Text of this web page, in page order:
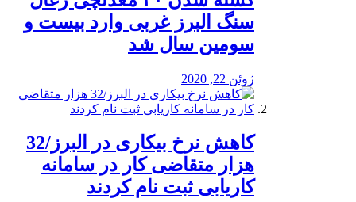
سنگ البرز غربی وارد بیست و
سومین سال شد
ژوئن 22, 2020
کاهش نرخ بیکاری در البرز/32
هزار متقاضی کار در سامانه
کاریابی ثبت نام کردند